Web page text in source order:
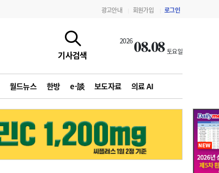
광고안내 회원가입 로그인
기사검색
202608.08 토요일
월드뉴스 한방 e-談 보도자료 의료 AI